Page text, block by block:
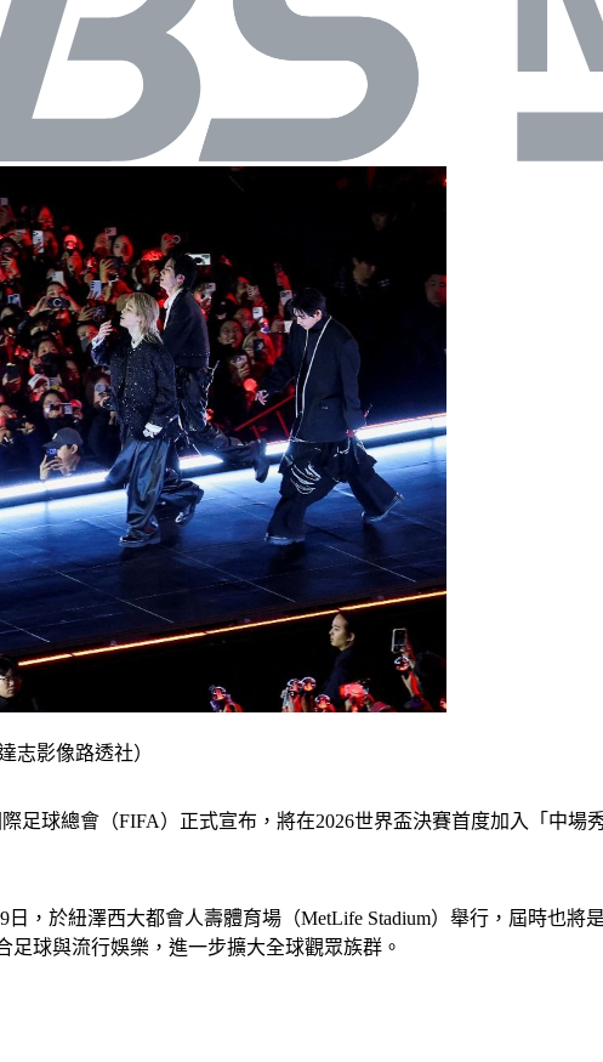
志影像路透社）
足球總會（FIFA）正式宣布，將在2026世界盃決賽首度加入「中場
，於紐澤西大都會人壽體育場（MetLife Stadium）舉行，屆時也
球與流行娛樂，進一步擴大全球觀眾族群。